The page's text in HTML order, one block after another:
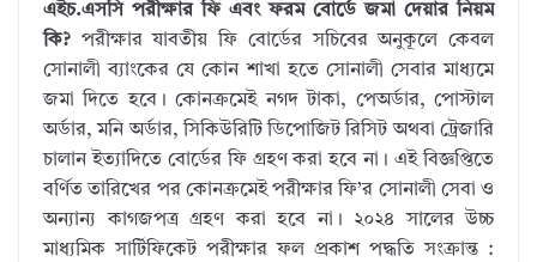
এইচ.এসসি পরীক্ষার ফি এবং ফরম বোর্ডে জমা দেয়ার নিয়ম
কি? পরীক্ষার যাবতীয় ফি বোর্ডের সচিবের অনুকূলে কেবল
সোনালী ব্যাংকের যে কোন শাখা হতে সোনালী সেবার মাধ্যমে
জমা দিতে হবে। কোনক্রমেই নগদ টাকা, পেঅর্ডার, পোস্টাল
অর্ডার, মনি অর্ডার, সিকিউরিটি ডিপোজিট রিসিট অথবা ট্রেজারি
চালান ইত্যাদিতে বোর্ডের ফি গ্রহণ করা হবে না। এই বিজ্ঞপ্তিতে
বর্ণিত তারিখের পর কোনক্রমেই পরীক্ষার ফি’র সোনালী সেবা ও
অন্যান্য কাগজপত্র গ্রহণ করা হবে না। ২০২৪ সালের উচ্চ
মাধ্যমিক সার্টিফিকেট পরীক্ষার ফল প্রকাশ পদ্ধতি সংক্রান্ত :